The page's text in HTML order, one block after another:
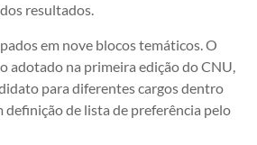
resultados​.
em nove blocos temáticos. O
adotado na primeira edição do CNU,
para diferentes cargos dentro
definição de lista de preferência pelo